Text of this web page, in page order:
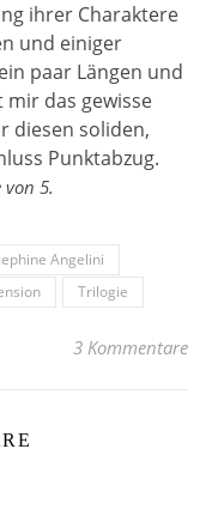
ihrer Charaktere
und einiger
paar Längen und
das gewisse
diesen soliden,
Punktabzug.
5.
Angelini
Trilogie
3 Kommentare